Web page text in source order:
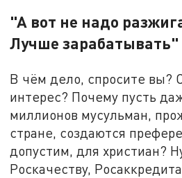
"А вот не надо
Лучше зарабатывать"
В чём дело, спросите вы?
интерес? Почему пусть
миллионов мусульман,
стране, создаются
допустим, для христиан?
Роскачеству,